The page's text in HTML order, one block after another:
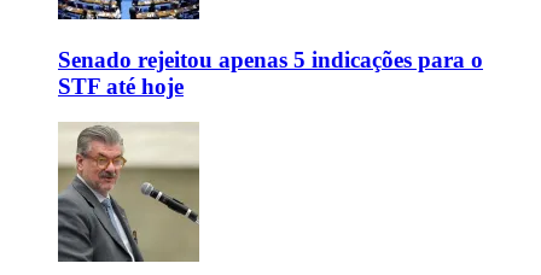
Senado rejeitou apenas 5 indicações para o
STF até hoje